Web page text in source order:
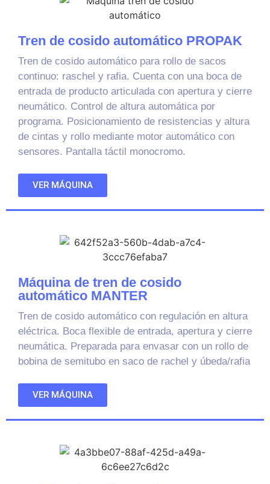
Tren de cosido automático PROPAK
Tren de cosido automático para rollo de sacos
continuo: raschel y rafia. Cuenta con una boca de
entrada de producto articulada con apertura y cierre
neumático. Control de altura automática por
programa. Posicionamiento de resistencias y altura
de cintas y rollo mediante motor automático con
sensores. Pantalla táctil monocromo.
VER MÁQUINA
Máquina de tren de cosido
automático MANTER
Tren de cosido automático con regulación en altura
eléctrica. Boca flexible de entrada, apertura y cierre
neumática. Preparada para envasar con un rollo de
bobina de semitubo en saco de rachel y úbeda/rafia
VER MÁQUINA